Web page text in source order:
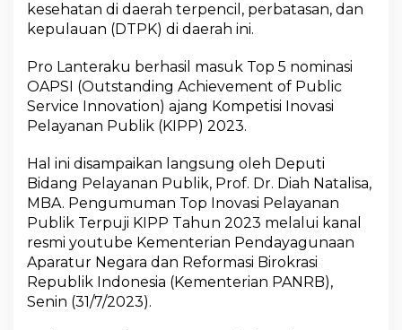
kesehatan di daerah terpencil, perbatasan, dan
kepulauan (DTPK) di daerah ini.
Pro Lanteraku berhasil masuk Top 5 nominasi
OAPSI (Outstanding Achievement of Public
Service Innovation) ajang Kompetisi Inovasi
Pelayanan Publik (KIPP) 2023.
Hal ini disampaikan langsung oleh Deputi
Bidang Pelayanan Publik, Prof. Dr. Diah Natalisa,
MBA. Pengumuman Top Inovasi Pelayanan
Publik Terpuji KIPP Tahun 2023 melalui kanal
resmi youtube Kementerian Pendayagunaan
Aparatur Negara dan Reformasi Birokrasi
Republik Indonesia (Kementerian PANRB),
Senin (31/7/2023).